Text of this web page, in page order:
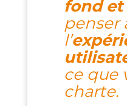
fond et
penser
l’
ce que
charte.